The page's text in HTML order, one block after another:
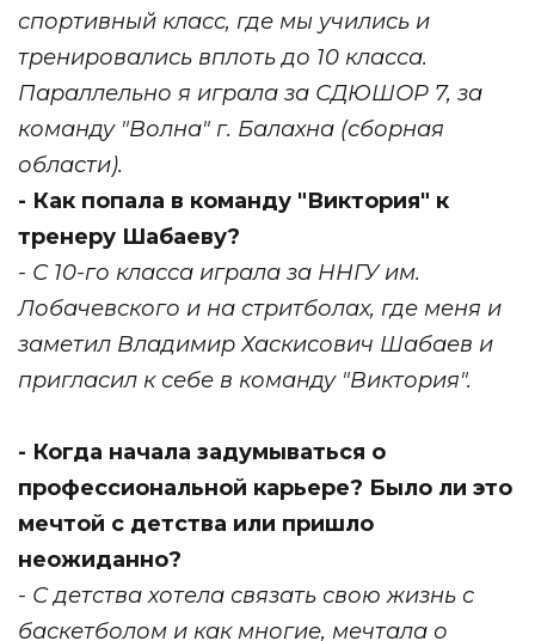
спортивный класс, где мы учились и
тренировались вплоть до 10 класса.
Параллельно я играла за СДЮШОР 7, за
команду "Волна" г. Балахна (сборная
области).
- Как попала в команду "Виктория" к
тренеру Шабаеву?
- С 10-го класса играла за ННГУ им.
Лобачевского и на стритболах, где меня и
заметил Владимир Хаскисович Шабаев и
пригласил к себе в команду "Виктория".
- Когда начала задумываться о
профессиональной карьере? Было ли это
мечтой с детства или пришло
неожиданно?
- С детства хотела связать свою жизнь с
баскетболом и как многие, мечтала о